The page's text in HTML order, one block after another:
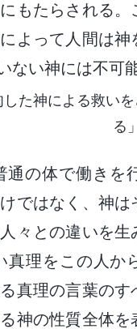
もたらされる
よって人間は神
い神には不可
た神による救い
る
の体で働きを
ではなく、神は
々との違いを
理をこの人か
真理の言葉の
神の性質全体